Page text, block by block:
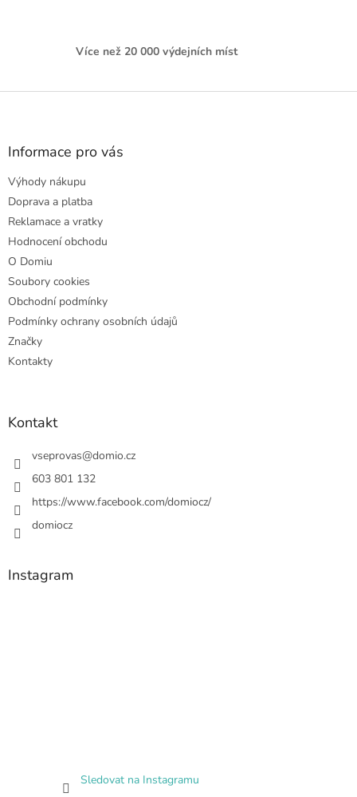
Více než 20 000 výdejních míst
Z
Informace pro vás
Výhody nákupu
Doprava a platba
Reklamace a vratky
Hodnocení obchodu
O Domiu
Soubory cookies
Obchodní podmínky
Podmínky ochrany osobních údajů
Značky
Kontakty
Kontakt
vseprovas@domio.cz
603 801 132
https://www.facebook.com/domiocz/
domiocz
Instagram
Sledovat na Instagramu